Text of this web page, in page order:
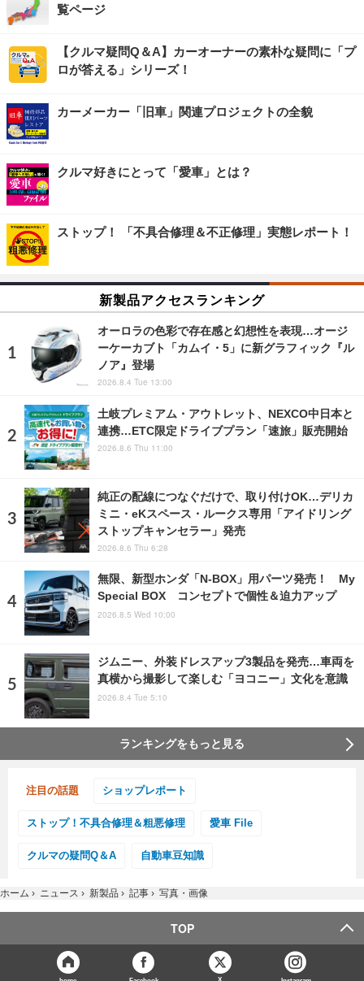
覧ページ
【クルマ疑問Q＆A】カーオーナーの素朴な疑問に「プ
ロが答える」シリーズ！
カーメーカー「旧車」関連プロジェクトの全貌
クルマ好きにとって「愛車」とは？
ストップ！ 「不具合修理＆不正修理」実態レポート！
新製品アクセスランキング
オーロラの色彩で存在感と幻想性を表現…オージ
ーケーカブト「カムイ・5」に新グラフィック『ル
ノア』登場
2026.8.4 Tue 13:00
土岐プレミアム・アウトレット、NEXCO中日本と
連携…ETC限定ドライブプラン「速旅」販売開始
2026.8.6 Thu 11:00
純正の配線につなぐだけで、取り付けOK…デリカ
ミニ・eKスペース・ルークス専用「アイドリング
ストップキャンセラー」発売
2026.8.6 Thu 6:28
無限、新型ホンダ「N-BOX」用パーツ発売！ My
Special BOX コンセプトで個性＆迫力アップ
2026.8.5 Wed 10:00
ジムニー、外装ドレスアップ3製品を発売…車両を
真横から撮影して楽しむ「ヨコニー」文化を意識
2026.8.4 Tue 5:10
ランキングをもっと見る
注目の話題 ショップレポート
ストップ！不具合修理＆粗悪修理 愛車 File
クルマの疑問Q＆A 自動車豆知識
ホーム › ニュース › 新製品 › 記事 › 写真・画像
TOP